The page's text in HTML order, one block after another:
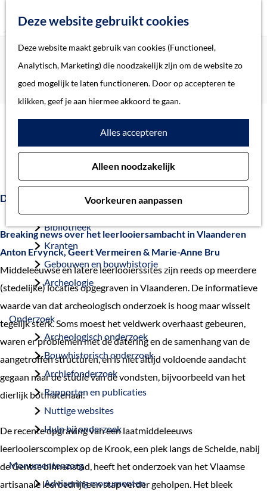
Deze website gebruikt cookies
Deze website maakt gebruik van cookies (Functioneel,
Analytisch, Marketing) die noodzakelijk zijn om de website zo
goed mogelijk te laten functioneren. Door op accepteren te
klikken, geef je aan hiermee akkoord te gaan.
Alles accepteren
Alleen noodzakelijk
Voorkeuren aanpassen
e
p
a
g
e
k
e
Home
Verhalen
Thema
Soort object
Collecties
Beeld en geluid
Bibliotheek
Kranten
Gebouwen en bouwhistorie
Archeologie
Onderzoek
Archeologisch onderzoek
Bouwhistorisch onderzoek
Archiefonderzoek
Rapporten en publicaties
Nuttige websites
Hulp bij onderzoek
Monumentenzorg
Advisering monumenten
Home Landing
Leercongres 24 en 25 mei 2018
Programma 25 mei: Algemene Studiedag
Archeologisch onderzoek naar leerlooierijen in Gent
Archeologisch onderzoek
naar leerlooierijen in Gent
De laatmiddeleeuwse huidenvetters van Gent.
Breaking news over het leerlooiersambacht in Vlaanderen
Anton Ervynck, Geert Vermeiren & Marie-Anne Bru
Middeleeuwse en latere leerlooierssites zijn reeds op meerdere
(stedelijke) locaties opgegraven in Vlaanderen. De informatieve
waarde van dat archeologisch onderzoek is hoog maar wisselt
tegelijk sterk. Soms moest het veldwerk overhaast gebeuren,
waren er problemen met de datering en de samenhang van de
aangetroffen structuren, en is niet altijd voldoende aandacht
gegaan naar de studie van de vondsten, bijvoorbeeld van het
dierlijk botmateriaal.
De recente opgraving van een laatmiddeleeuws
leerlooierscomplex op de Krook, een plek langs de Schelde, nabij
de Gentse binnenstad, heeft het onderzoek van het Vlaamse
artisanale leerbedrijf een stap verder geholpen. Het bleek